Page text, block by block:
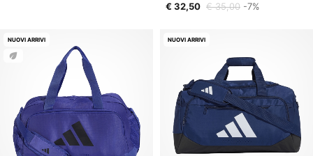
€ 32,50 € 35,00 -7%
NUOVI ARRIVI NUOVI ARRIVI